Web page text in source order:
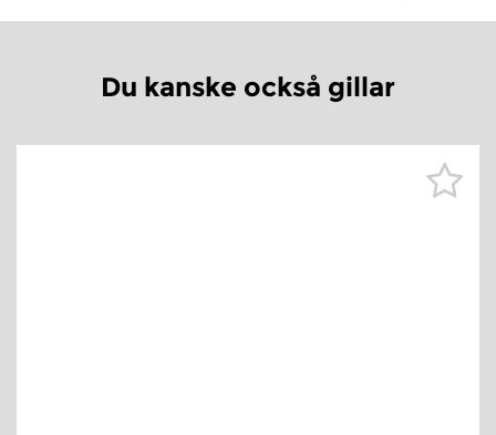
Du kanske också gillar